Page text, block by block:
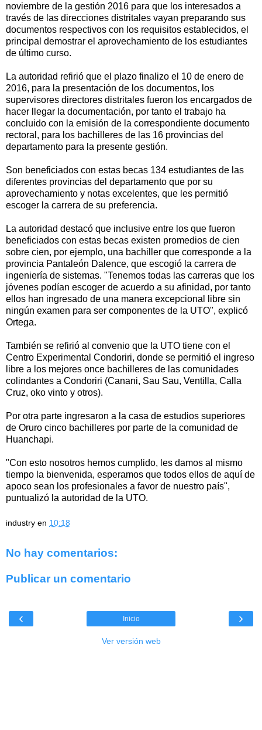
noviembre de la gestión 2016 para que los interesados a
través de las direcciones distritales vayan preparando sus
documentos respectivos con los requisitos establecidos, el
principal demostrar el aprovechamiento de los estudiantes
de último curso.
La autoridad refirió que el plazo finalizo el 10 de enero de
2016, para la presentación de los documentos, los
supervisores directores distritales fueron los encargados de
hacer llegar la documentación, por tanto el trabajo ha
concluido con la emisión de la correspondiente documento
rectoral, para los bachilleres de las 16 provincias del
departamento para la presente gestión.
Son beneficiados con estas becas 134 estudiantes de las
diferentes provincias del departamento que por su
aprovechamiento y notas excelentes, que les permitió
escoger la carrera de su preferencia.
La autoridad destacó que inclusive entre los que fueron
beneficiados con estas becas existen promedios de cien
sobre cien, por ejemplo, una bachiller que corresponde a la
provincia Pantaleón Dalence, que escogió la carrera de
ingeniería de sistemas. "Tenemos todas las carreras que los
jóvenes podían escoger de acuerdo a su afinidad, por tanto
ellos han ingresado de una manera excepcional libre sin
ningún examen para ser componentes de la UTO", explicó
Ortega.
También se refirió al convenio que la UTO tiene con el
Centro Experimental Condoriri, donde se permitió el ingreso
libre a los mejores once bachilleres de las comunidades
colindantes a Condoriri (Canani, Sau Sau, Ventilla, Calla
Cruz, oko vinto y otros).
Por otra parte ingresaron a la casa de estudios superiores
de Oruro cinco bachilleres por parte de la comunidad de
Huanchapi.
"Con esto nosotros hemos cumplido, les damos al mismo
tiempo la bienvenida, esperamos que todos ellos de aquí de
apoco sean los profesionales a favor de nuestro país",
puntualizó la autoridad de la UTO.
industry en 10:18
No hay comentarios:
Publicar un comentario
‹ ›
Inicio
Ver versión web